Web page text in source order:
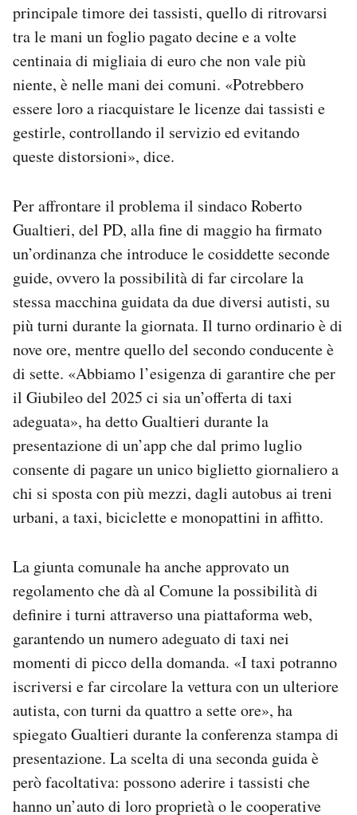
principale timore dei tassisti, quello di ritrovarsi
tra le mani un foglio pagato decine e a volte
centinaia di migliaia di euro che non vale più
niente, è nelle mani dei comuni. «Potrebbero
essere loro a riacquistare le licenze dai tassisti e
gestirle, controllando il servizio ed evitando
queste distorsioni», dice.
Per affrontare il problema il sindaco Roberto
Gualtieri, del PD, alla fine di maggio ha firmato
un’ordinanza che introduce le cosiddette seconde
guide, ovvero la possibilità di far circolare la
stessa macchina guidata da due diversi autisti, su
più turni durante la giornata. Il turno ordinario è di
nove ore, mentre quello del secondo conducente è
di sette. «Abbiamo l’esigenza di garantire che per
il Giubileo del 2025 ci sia un’offerta di taxi
adeguata», ha detto Gualtieri durante la
presentazione di un’app che dal primo luglio
consente di pagare un unico biglietto giornaliero a
chi si sposta con più mezzi, dagli autobus ai treni
urbani, a taxi, biciclette e monopattini in affitto.
La giunta comunale ha anche approvato un
regolamento che dà al Comune la possibilità di
definire i turni attraverso una piattaforma web,
garantendo un numero adeguato di taxi nei
momenti di picco della domanda. «I taxi potranno
iscriversi e far circolare la vettura con un ulteriore
autista, con turni da quattro a sette ore», ha
spiegato Gualtieri durante la conferenza stampa di
presentazione. La scelta di una seconda guida è
però facoltativa: possono aderire i tassisti che
hanno un’auto di loro proprietà o le cooperative